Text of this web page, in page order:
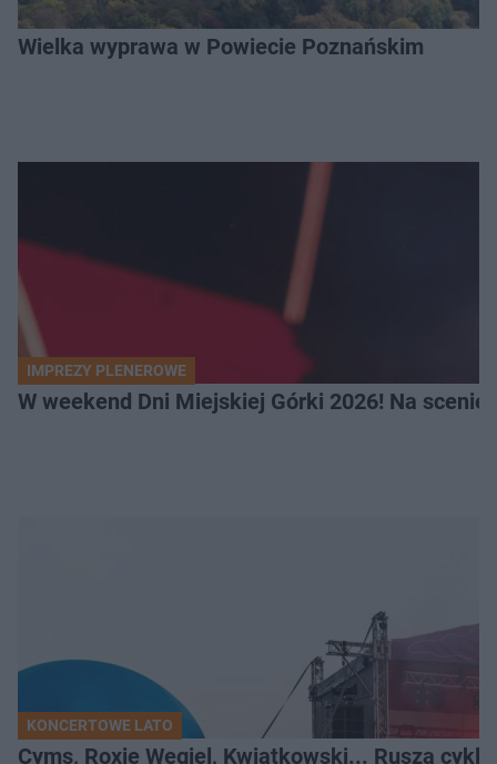
Wielka wyprawa w Powiecie Poznańskim
IMPREZY PLENEROWE
W weekend Dni Miejskiej Górki 2026! Na scenie
KONCERTOWE LATO
Cyms, Roxie Węgiel, Kwiatkowski... Rusza cykl